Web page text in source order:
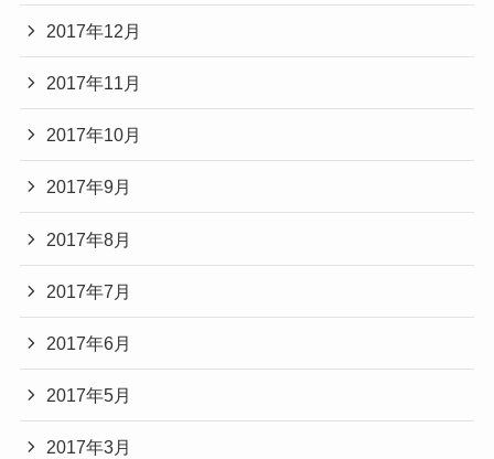
2017年12月
2017年11月
2017年10月
2017年9月
2017年8月
2017年7月
2017年6月
2017年5月
2017年3月